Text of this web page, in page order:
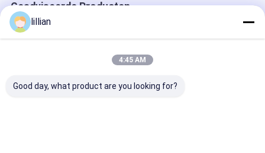
Geadviseerde Producten
lillian
4:45 AM
Good day, what product are you looking for?